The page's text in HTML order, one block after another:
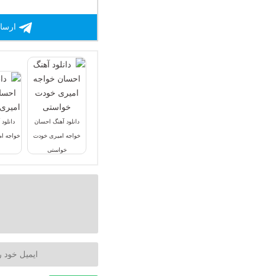
دانلود آهنگ احسان
خواجه امیری خودت
خواستی
خواجه